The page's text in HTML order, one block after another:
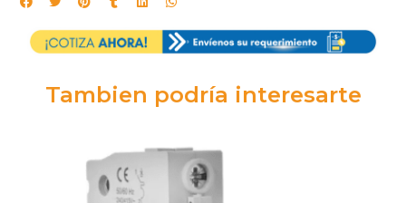
Tambien podría interesarte